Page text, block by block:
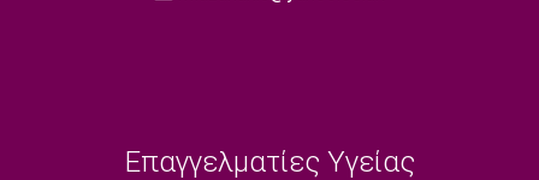
Επαγγελματίες Υγείας